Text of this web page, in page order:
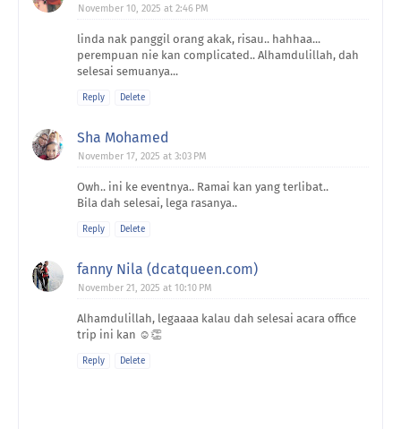
November 10, 2025 at 2:46 PM
linda nak panggil orang akak, risau.. hahhaa...
perempuan nie kan complicated.. Alhamdulillah, dah
selesai semuanya...
Reply Delete
Sha Mohamed
November 17, 2025 at 3:03 PM
Owh.. ini ke eventnya.. Ramai kan yang terlibat..
Bila dah selesai, lega rasanya..
Reply Delete
fanny Nila (dcatqueen.com)
November 21, 2025 at 10:10 PM
Alhamdulillah, legaaaa kalau dah selesai acara office
trip ini kan ☺️👏
Reply Delete